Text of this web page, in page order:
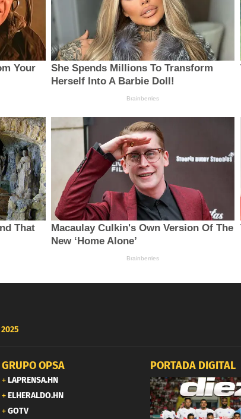
2025
GRUPO OPSA
LAPRENSA.HN
ELHERALDO.HN
GOTV
PORTADA DIGITAL